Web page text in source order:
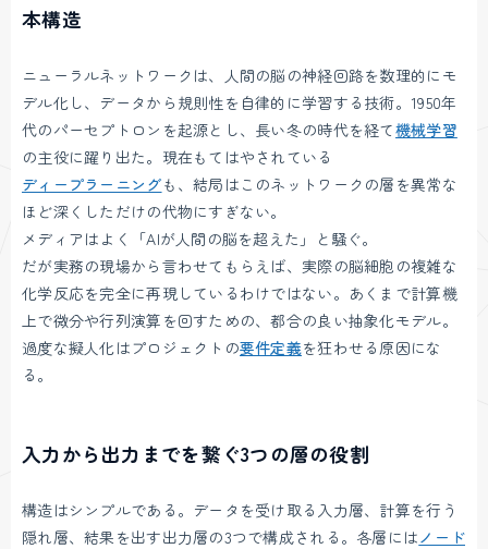
本構造
ニューラルネットワークは、人間の脳の神経回路を数理的にモ
デル化し、データから規則性を自律的に学習する技術。1950年
代のパーセプトロンを起源とし、長い冬の時代を経て機械学習
の主役に躍り出た。現在もてはやされている
ディープラーニングも、結局はこのネットワークの層を異常な
ほど深くしただけの代物にすぎない。
メディアはよく「AIが人間の脳を超えた」と騒ぐ。
だが実務の現場から言わせてもらえば、実際の脳細胞の複雑な
化学反応を完全に再現しているわけではない。あくまで計算機
上で微分や行列演算を回すための、都合の良い抽象化モデル。
過度な擬人化はプロジェクトの要件定義を狂わせる原因にな
る。
入力から出力までを繋ぐ3つの層の役割
構造はシンプルである。データを受け取る入力層、計算を行う
隠れ層、結果を出す出力層の3つで構成される。各層にはノード